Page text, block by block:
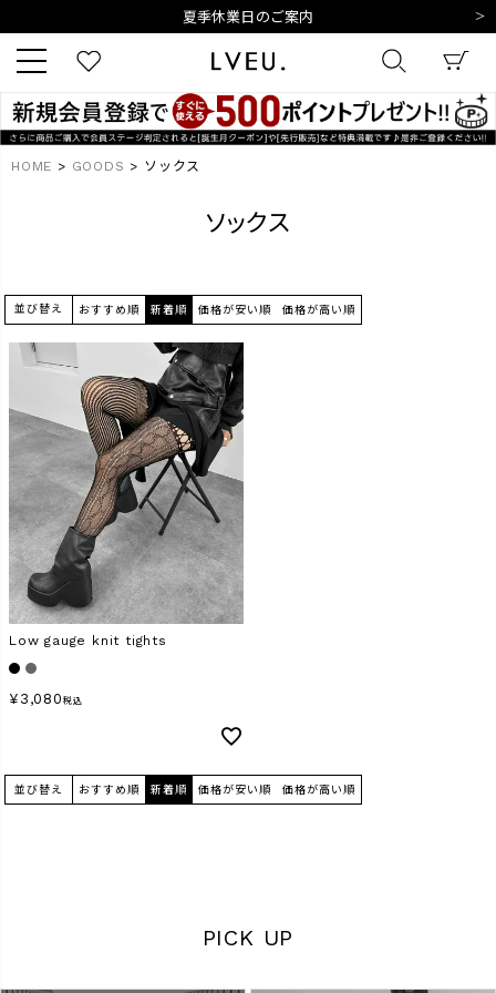
夏季休業日のご案内
10,000円以上ご購入で送料無料
夏季休業日のご案内
令和8年熊本地震の影響によるお荷物のお届けについて
キーワード
販売タイプ
新着 再入荷
商品タイプ
ORIGINAL
HOME GOODS ソックス
ソックス
並び替え おすすめ順 新着順 価格が安い順 価格が高い順
Low gauge knit tights
¥ 3,080 税込
並び替え おすすめ順 新着順 価格が安い順 価格が高い順
PICK UP